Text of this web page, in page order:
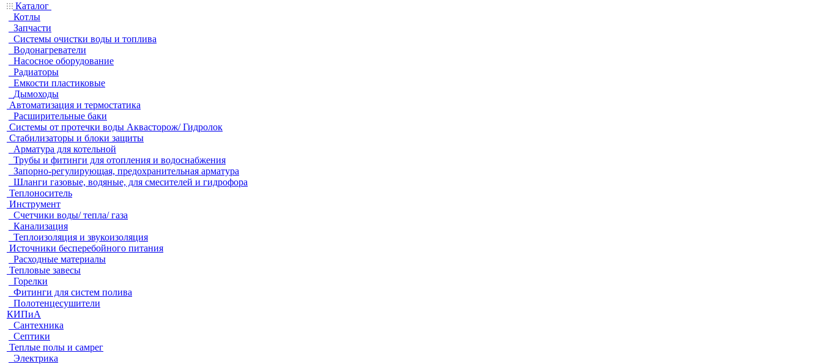
Каталог
Котлы
Запчасти
Системы очистки воды и топлива
Водонагреватели
Насосное оборудование
Радиаторы
Емкости пластиковые
Дымоходы
Автоматизация и термостатика
Расширительные баки
Системы от протечки воды Аквасторож/ Гидролок
Стабилизаторы и блоки защиты
Арматура для котельной
Трубы и фитинги для отопления и водоснабжения
Запорно-регулирующая, предохранительная арматура
Шланги газовые, водяные, для смесителей и гидрофора
Теплоноситель
Инструмент
Счетчики воды/ тепла/ газа
Канализация
Теплоизоляция и звукоизоляция
Источники бесперебойного питания
Расходные материалы
Тепловые завесы
Горелки
Фитинги для систем полива
Полотенцесушители
КИПиА
Сантехника
Септики
Теплые полы и самрег
Электрика